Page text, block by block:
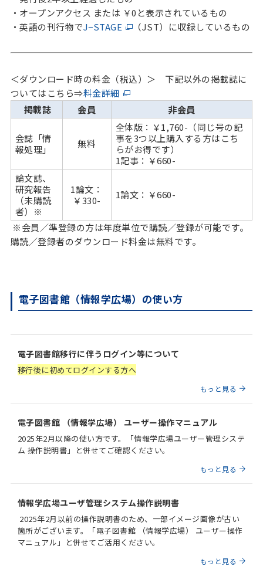
・オープンアクセス または ￥0と表示されているもの
・英語の刊行物でJ−STAGE （JST）に収録しているもの
＜ダウンロード時の料金（税込）＞ 下記以外の掲載誌に
ついてはこちら⇒料金詳細
掲載誌
会員 非会員
会誌「情
報処理」
無料
全体版：￥1,760-（同じ号の記
事を3つ以上購入する方はこち
らがお得です）
1記事：￥660-
論文誌、
研究報告
（未購読
者）※
1論文：
￥330-
1論文：￥660-
※会員／準登録の方は年度単位で購読／登録が可能です。
購読／登録者のダウンロード料金は無料です。
電子図書館（情報学広場）の使い方
電子図書館移行に伴うログイン等について
移行後に初めてログインする方へ
もっと見る
電子図書館 （情報学広場） ユーザー操作マニュアル
2025年2月以降の使い方です。「情報学広場ユーザー管理システ
ム 操作説明書」と併せてご確認ください。
もっと見る
情報学広場ユーザ管理システム操作説明書
2025年2月以前の操作説明書のため、一部イメージ画像が古い
箇所がございます。「電子図書館 （情報学広場） ユーザー操作
マニュアル」と併せてご活用ください。
もっと見る